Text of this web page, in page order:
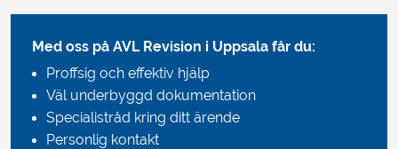
Med oss på AVL Revision i Uppsala får du:
Proffsig och effektiv hjälp
Väl underbyggd dokumentation
Specialistråd kring ditt ärende
Personlig kontakt